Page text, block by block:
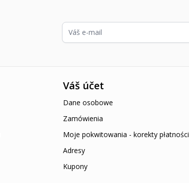
E-mailová adresa
Váš účet
Dane osobowe
Zamówienia
Moje pokwitowania - korekty płatności
Adresy
Kupony